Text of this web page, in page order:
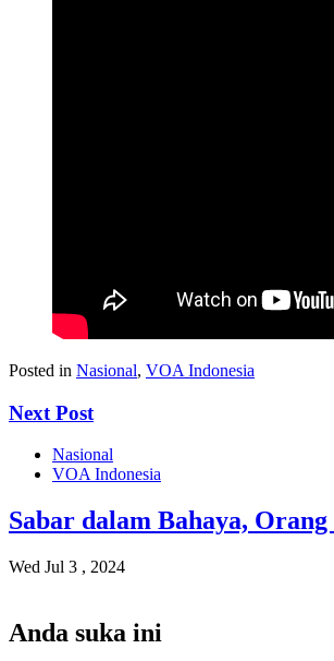
Posted in Nasional, VOA Indonesia
Next Post
Nasional
VOA Indonesia
Sabar dalam Bahaya,
Wed Jul 3 , 2024
Anda suka ini